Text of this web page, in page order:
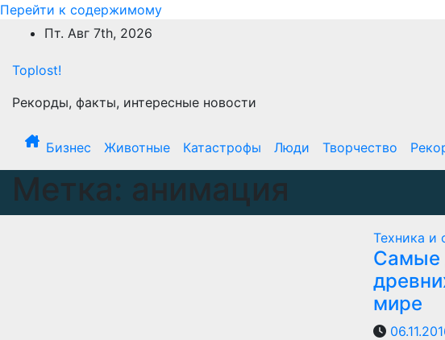
Перейти к содержимому
Пт. Авг 7th, 2026
Toplost!
Рекорды, факты, интересные новости
Бизнес Животные Катастрофы Люди Творчество
Метка: анимация
Техника и
Самые
мире